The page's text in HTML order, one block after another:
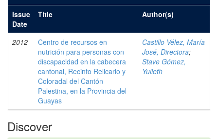
Issue
Date
Title Author(s)
2012
Centro de recursos en
nutrición para personas con
discapacidad en la cabecera
cantonal, Recinto Relicario y
Coloradal del Cantón
Palestina, en la Provincia del
Guayas
Castillo Vélez, María
José, Directora;
Stave Gómez,
Yulieth
Discover